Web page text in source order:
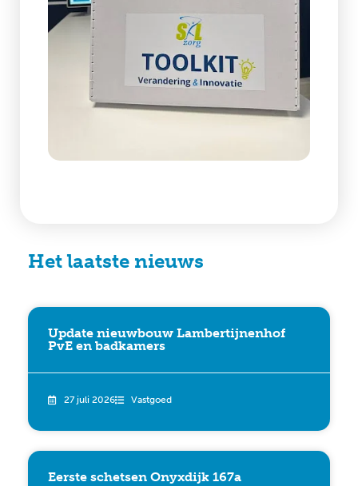
Het laatste nieuws
Update nieuwbouw Lambertijnenhof
PvE en badkamers
27 juli 2026 Vastgoed
Eerste schetsen Onyxdijk 167a